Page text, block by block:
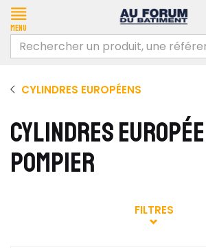
Menu
CYLINDRES EUROPÉENS
CYLINDRES
POMPIER
FILTRES